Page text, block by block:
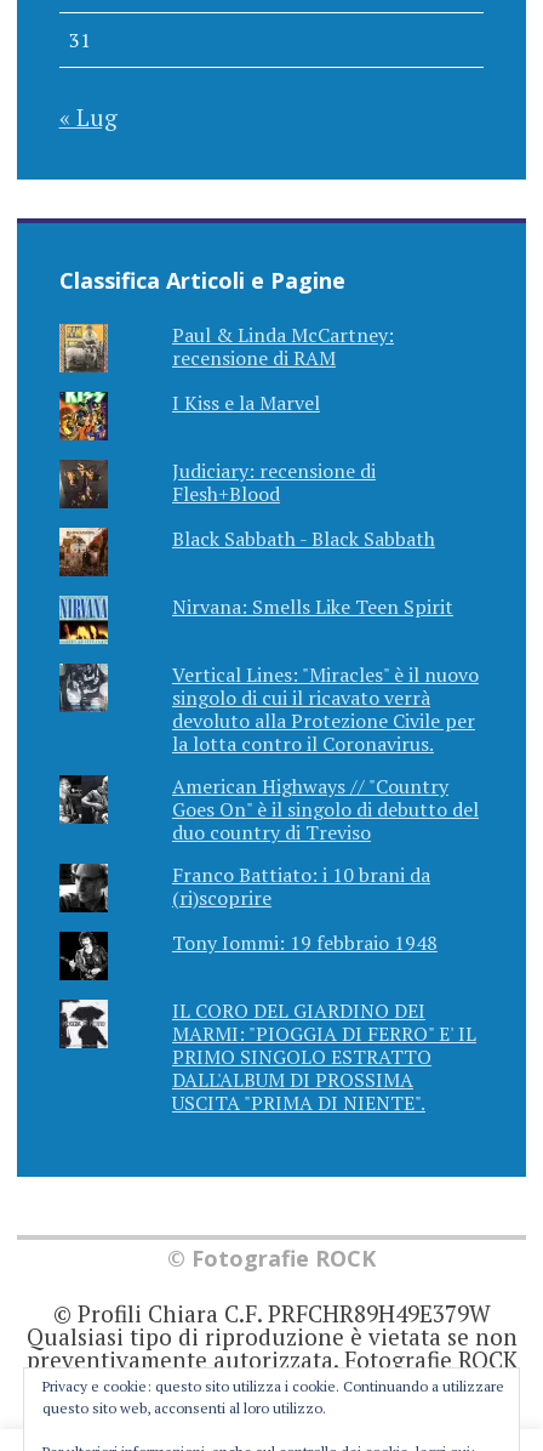
31
« Lug
Classifica Articoli e Pagine
Paul & Linda McCartney:
recensione di RAM
I Kiss e la Marvel
Judiciary: recensione di
Flesh+Blood
Black Sabbath - Black Sabbath
Nirvana: Smells Like Teen Spirit
Vertical Lines: "Miracles" è il nuovo
singolo di cui il ricavato verrà
devoluto alla Protezione Civile per
la lotta contro il Coronavirus.
American Highways // "Country
Goes On" è il singolo di debutto del
duo country di Treviso
Franco Battiato: i 10 brani da
(ri)scoprire
Tony Iommi: 19 febbraio 1948
IL CORO DEL GIARDINO DEI
MARMI: "PIOGGIA DI FERRO" E' IL
PRIMO SINGOLO ESTRATTO
DALL'ALBUM DI PROSSIMA
USCITA "PRIMA DI NIENTE".
© Fotografie ROCK
© Profili Chiara C.F. PRFCHR89H49E379W
Qualsiasi tipo di riproduzione è vietata se non
preventivamente autorizzata. Fotografie ROCK
non rappresenta una testata giornalistica in
quanto viene aggiornato senza alcuna
Privacy e cookie: questo sito utilizza i cookie. Continuando a utilizzare
questo sito web, acconsenti al loro utilizzo.